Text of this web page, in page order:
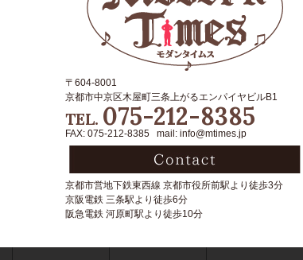
〒604-8001
京都市中京区木屋町三条上がるエンパイヤビルB1
TEL. 075-212-8385
FAX: 075-212-8385 mail: info@mtimes.jp
京都市営地下鉄東西線 京都市役所前駅より徒歩3分
京阪電鉄 三条駅より徒歩6分
阪急電鉄 河原町駅より徒歩10分